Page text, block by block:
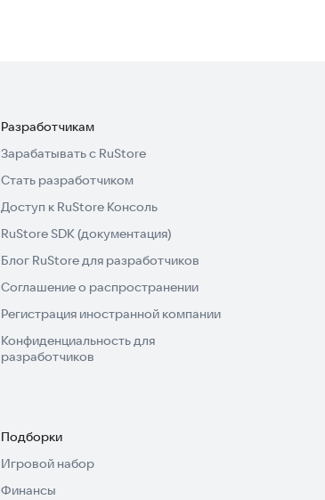
Разработчикам
Зарабатывать с RuStore
Стать разработчиком
Доступ к RuStore Консоль
RuStore SDK (документация)
Блог RuStore для разработчиков
Соглашение о распространении
Регистрация иностранной компании
Конфиденциальность для
разработчиков
Подборки
Игровой набор
Финансы